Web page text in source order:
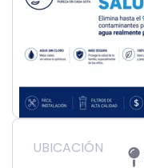
UBICACIÓN